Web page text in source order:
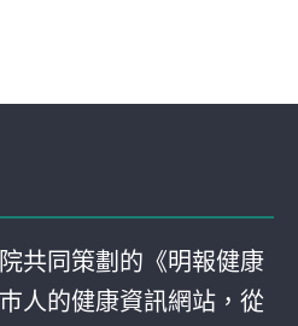
共同策劃的《明報健康
人的健康資訊網站，從